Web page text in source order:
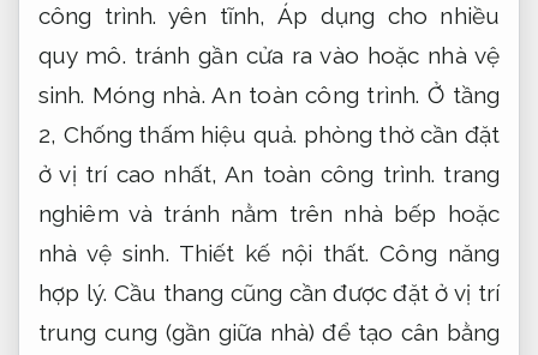
công trình. yên tĩnh, Áp dụng cho nhiều
quy mô. tránh gần cửa ra vào hoặc nhà vệ
sinh. Móng nhà. An toàn công trình. Ở tầng
2, Chống thấm hiệu quả. phòng thờ cần đặt
ở vị trí cao nhất,An toàn công trình. trang
nghiêm và tránh nằm trên nhà bếp hoặc
nhà vệ sinh. Thiết kế nội thất. Công năng
hợp lý. Cầu thang cũng cần được đặt ở vị trí
trung cung (gần giữa nhà) để tạo cân bằng